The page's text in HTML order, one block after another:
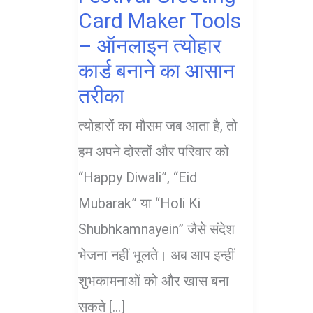
Card Maker Tools
– ऑनलाइन त्योहार
कार्ड बनाने का आसान
तरीका
त्योहारों का मौसम जब आता है, तो
हम अपने दोस्तों और परिवार को
“Happy Diwali”, “Eid
Mubarak” या “Holi Ki
Shubhkamnayein” जैसे संदेश
भेजना नहीं भूलते। अब आप इन्हीं
शुभकामनाओं को और खास बना
सकते […]